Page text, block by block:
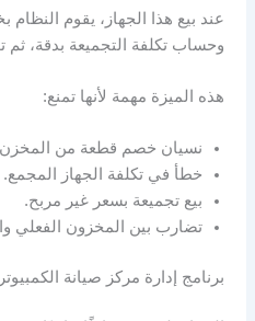
عند بيع هذا الجهاز، يقوم
وحساب تكلفة التجميعة بدقة،
هذه الميزة مهمة لأنها تمنع:
نسيان خصم قطعة من
خطأ في تكلفة الجهاز المجمع.
بيع تجميعة بسعر غير مربح.
تضارب بين المخزون الفعلي
برنامج إدارة مركز صيانة الكمبيوتر